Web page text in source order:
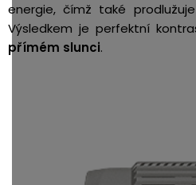
energie, čímž také
Výsledkem je perfektní
přímém slunci.